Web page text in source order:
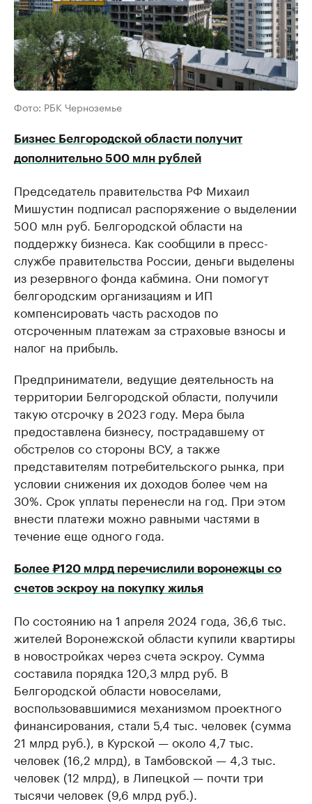
Фото: РБК Черноземье
Бизнес Белгородской области получит
дополнительно 500 млн рублей
Председатель правительства РФ Михаил
Мишустин подписал распоряжение о выделении
500 млн руб. Белгородской области на
поддержку бизнеса. Как сообщили в пресс-
службе правительства России, деньги выделены
из резервного фонда кабмина. Они помогут
белгородским организациям и ИП
компенсировать часть расходов по
отсроченным платежам за страховые взносы и
налог на прибыль.
Предприниматели, ведущие деятельность на
территории Белгородской области, получили
такую отсрочку в 2023 году. Мера была
предоставлена бизнесу, пострадавшему от
обстрелов со стороны ВСУ, а также
представителям потребительского рынка, при
условии снижения их доходов более чем на
30%. Срок уплаты перенесли на год. При этом
внести платежи можно равными частями в
течение еще одного года.
Более ₽120 млрд перечислили воронежцы со
счетов эскроу на покупку жилья
По состоянию на 1 апреля 2024 года, 36,6 тыс.
жителей Воронежской области купили квартиры
в новостройках через счета эскроу. Сумма
составила порядка 120,3 млрд руб. В
Белгородской области новоселами,
воспользовавшимися механизмом проектного
финансирования, стали 5,4 тыс. человек (сумма
21 млрд руб.), в Курской — около 4,7 тыс.
человек (16,2 млрд), в Тамбовской — 4,3 тыс.
человек (12 млрд), в Липецкой — почти три
тысячи человек (9,6 млрд руб.).